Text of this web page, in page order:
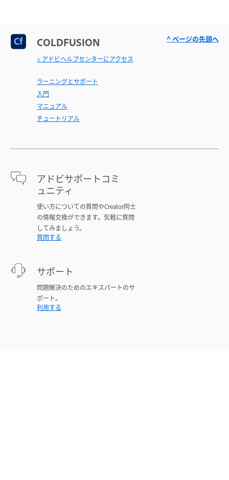
COLDFUSION
< アドビヘルプセンターにアクセス
ラーニングとサポート
入門
マニュアル
チュートリアル
アドビサポートコミ
ュニティ
使い方についての質問やCreator同士
の情報交換ができます。気軽に質問
してみましょう。
質問する
サポート
問題解決のためのエキスパートのサ
ポート。
利用する
^ ページの先頭へ